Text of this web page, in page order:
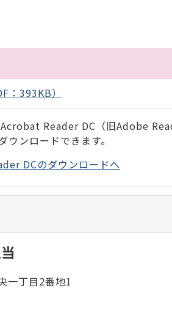
：393KB）
Reader DC（旧Adobe
ンロードできます。
DCのダウンロードへ
一丁目2番地1